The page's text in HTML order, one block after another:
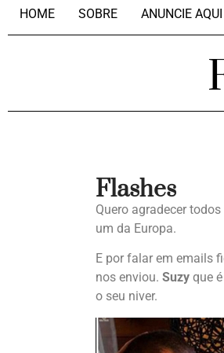
HOME SOBRE ANUNCIE AQUI
Flashes
Quero agradecer
um da Europa.
E por falar em emails
nos enviou. Suzy que
o seu niver.